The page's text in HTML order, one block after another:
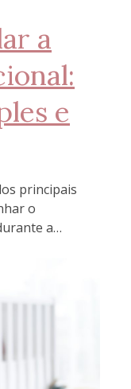
a
e
principais
o
a…